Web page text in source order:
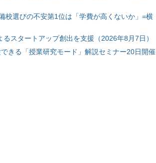
校選びの不安第1位は「学費が高くないか」=横
スタートアップ創出を支援（2026年8月7日）
きる「授業研究モード」解説セミナー20日開催